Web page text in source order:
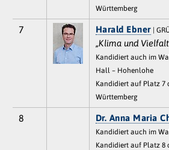
Württemberg
7 Harald Ebner|
„Klima und
Kandidiert auch im
Hall – Hohenlohe
Kandidiert auf Platz 7
Württemberg
8 Dr. Anna Maria
Kandidiert auch im
Kandidiert auf Platz 8